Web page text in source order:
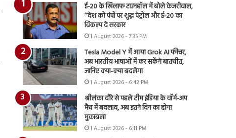
ई-20 के खिलाफ टाउनहॉल में बोले केजरीवाल,
‘‘देश को पंपों पर शुद्ध पेट्रोल और ई-20 का
विकल्प दे सरकार
1 August 2026 - 7:35 PM
Tesla Model Y में आया Grok AI फीचर,
अब भारतीय भाषाओं में कर सकेंगे बातचीत,
जानिए क्या-क्या बदलेगा
1 August 2026 - 6:42 PM
श्रीलंका दौरे से पहले टीम इंडिया के वॉर्म-अप
मैच में बदलाव, अब इतने दिन का होगा
मुकाबला
1 August 2026 - 6:11 PM